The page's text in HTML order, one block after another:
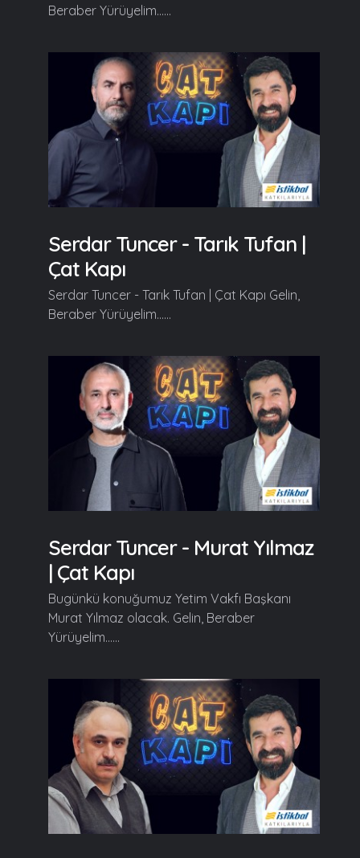
Beraber Yürüyelim......
Serdar Tuncer - Tarık Tufan |
Çat Kapı
Serdar Tuncer - Tarık Tufan | Çat Kapı Gelin,
Beraber Yürüyelim......
Serdar Tuncer - Murat Yılmaz
| Çat Kapı
Bugünkü konuğumuz Yetim Vakfı Başkanı
Murat Yılmaz olacak. Gelin, Beraber
Yürüyelim......